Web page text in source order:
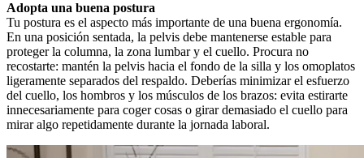
Adopta una buena postura
Tu postura es el aspecto más importante de una buena ergonomía.
En una posición sentada, la pelvis debe mantenerse estable para
proteger la columna, la zona lumbar y el cuello. Procura no
recostarte: mantén la pelvis hacia el fondo de la silla y los omoplatos
ligeramente separados del respaldo. Deberías minimizar el esfuerzo
del cuello, los hombros y los músculos de los brazos: evita estirarte
innecesariamente para coger cosas o girar demasiado el cuello para
mirar algo repetidamente durante la jornada laboral.